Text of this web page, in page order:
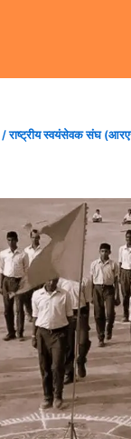
/राष्ट्रीय स्वयंसेवक संघ